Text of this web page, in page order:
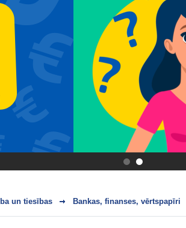
.
un tiesības Bankas, finanses, vērtspapīri